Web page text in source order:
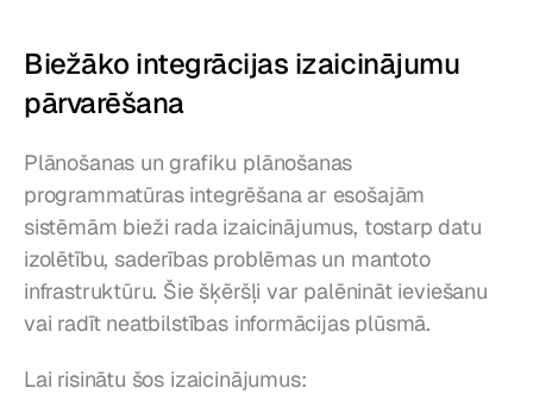
Biežāko integrācijas izaicinājumu
pārvarēšana
Plānošanas un grafiku plānošanas
programmatūras integrēšana ar esošajām
sistēmām bieži rada izaicinājumus, tostarp datu
izolētību, saderības problēmas un mantoto
infrastruktūru. Šie šķēršļi var palēnināt ieviešanu
vai radīt neatbilstības informācijas plūsmā.
Lai risinātu šos izaicinājumus: